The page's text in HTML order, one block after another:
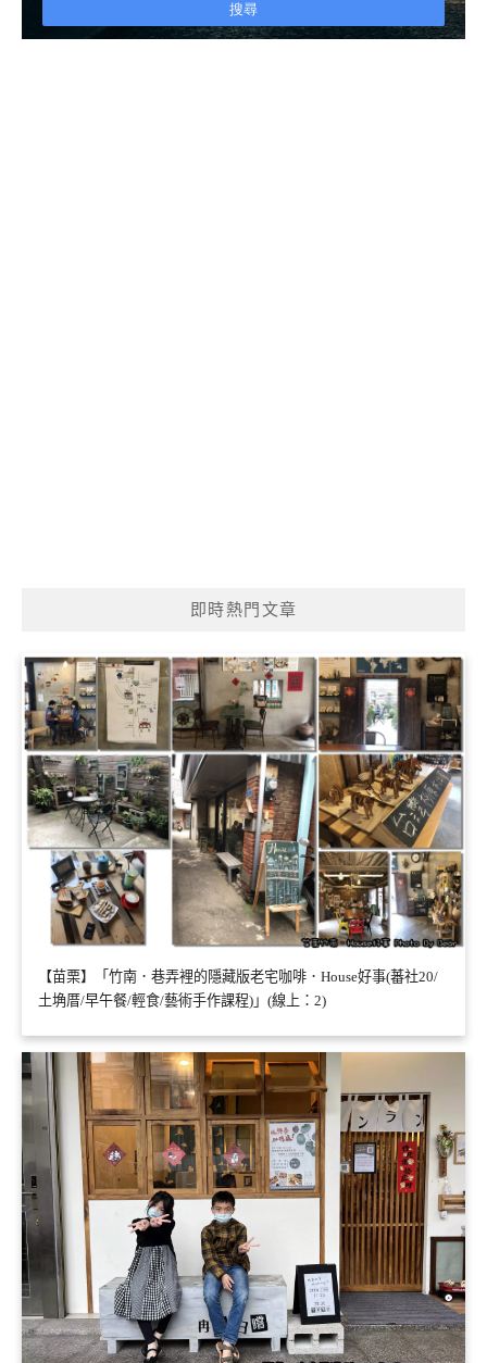
即時熱門文章
【苗栗】「竹南．巷弄裡的隱藏版老宅咖啡．House好事(蕃社20/
土埆厝/早午餐/輕食/藝術手作課程)」(線上：2)